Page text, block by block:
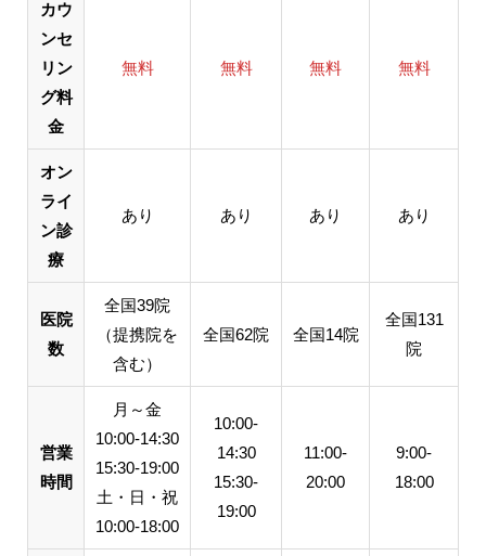
カウ
ンセ
リン
グ料
金
無料 無料 無料 無料
オン
ライ
ン診
療
あり あり あり あり
医院
数
全国39院
（提携院を
含む）
全国62院 全国14院
全国131
院
営業
時間
月～金
10:00-14:30
15:30-19:00
土・日・祝
10:00-18:00
10:00-
14:30
15:30-
19:00
11:00-
20:00
9:00-
18:00